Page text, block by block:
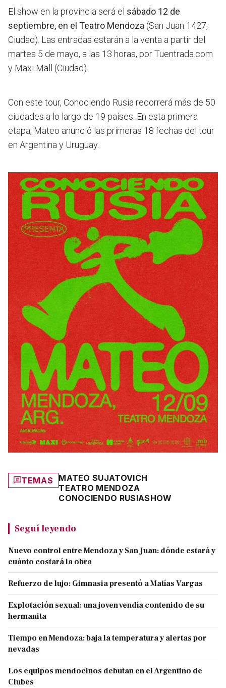
El show en la provincia será el sábado 12 de
septiembre, en el Teatro Mendoza (San Juan 1427,
Ciudad). Las entradas estarán a la venta a partir del
martes 5 de mayo, a las 13 horas, por Tuentrada.com
y Maxi Mall (Ciudad).
Con este tour, Conociendo Rusia recorrerá más de 50
ciudades a lo largo de 19 países. En esta primera
etapa, Mateo anunció las primeras 18 fechas del tour
en Argentina y Uruguay.
TEMAS
MATEO SUJATOVICH
TEATRO MENDOZA
CONOCIENDO RUSIASHOW
Seguí leyendo
Nuevo control entre Mendoza y San Juan: dónde estará y
cuánto costará la obra
Refuerzo de lujo: Gimnasia presentó a Matías Vargas
Explotación sexual: una joven vendía contenido de su
hermanita
Tiempo en Mendoza: baja la temperatura y alertas por
nevadas
Los equipos mendocinos debutan en el Argentino de
Clubes